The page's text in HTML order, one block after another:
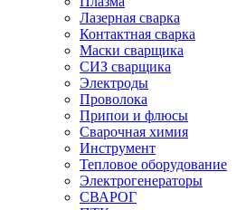
Лазерная сварка
Контактная сварка
Маски сварщика
СИЗ сварщика
Электроды
Проволока
Припои и флюсы
Сварочная химия
Инструмент
Тепловое оборудование
Электрогенераторы
СВАРОГ